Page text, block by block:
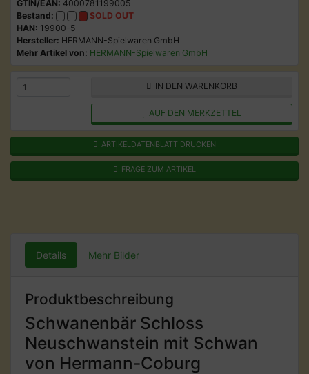
GTIN/EAN: 4000781199005
Bestand:
SOLD OUT
HAN: 19900-5
Hersteller: HERMANN-Spielwaren GmbH
Mehr Artikel von: HERMANN-Spielwaren GmbH
IN DEN WARENKORB
AUF DEN MERKZETTEL
ARTIKELDATENBLATT DRUCKEN
FRAGE ZUM ARTIKEL
Details Mehr Bilder
Produktbeschreibung
Schwanenbär Schloss
Neuschwanstein mit Schwan
von Hermann-Coburg